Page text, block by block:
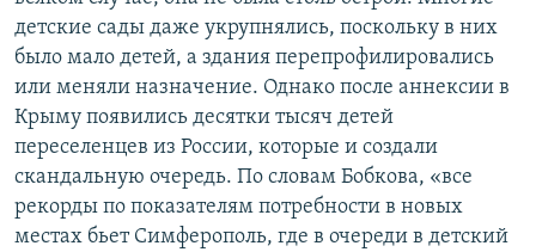
детские сады даже укрупнялись, поскольку в них
было мало детей, а здания перепрофилировались
или меняли назначение. Однако после аннексии в
Крыму появились десятки тысяч детей
переселенцев из России, которые и создали
скандальную очередь. По словам Бобкова, «все
рекорды по показателям потребности в новых
местах бьет Симферополь, где в очереди в детский